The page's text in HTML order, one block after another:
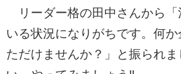
リーダー格の田中さんから「
いる状況になりがちです。何
ただけませんか？」と振られ